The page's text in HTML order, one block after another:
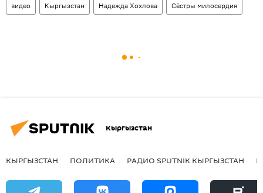
видео Кыргызстан Надежда Хохлова Сёстры милосердия
Кыргызстан
КЫРГЫЗСТАН ПОЛИТИКА РАДИО SPUTNIK КЫРГЫЗСТАН